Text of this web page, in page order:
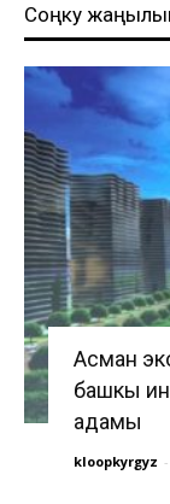
Соңку
Асман
башкы
адамы
kloopkyrgyz -